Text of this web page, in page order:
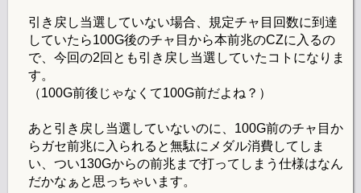
引き戻し当選していない場合、規定チャ目回数に到達
していたら100G後のチャ目から本前兆のCZに入るの
で、今回の2回とも引き戻し当選していたコトになりま
す。
（100G前後じゃなくて100G前だよね？）
あと引き戻し当選していないのに、100G前のチャ目か
らガセ前兆に入られると無駄にメダル消費してしま
い、つい130Gからの前兆まで打ってしまう仕様はなん
だかなぁと思っちゃいます。